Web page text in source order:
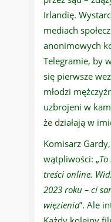
Irlandię.
mediach
anonimowych
Telegramie, by
się pierwsze
młodzi
uzbrojeni w
że działają w
Komisarz
wątpliwości: „
treści online.
2023 roku – ci
więzienia”. Ale